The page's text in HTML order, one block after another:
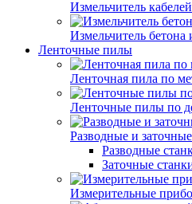
Измельчитель кабелей
Измельчитель бетона
Ленточные пилы
Ленточная пила по
Ленточные пилы по
Разводные и
Разводные
Заточные
Измерительные